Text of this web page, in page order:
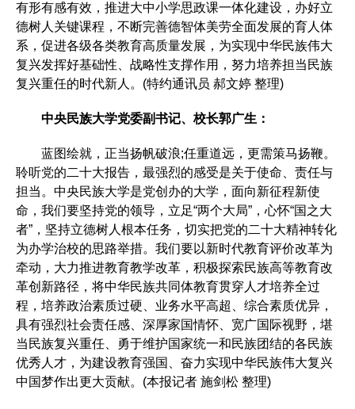
有形有感有效，推进大中小学思政课一体化建设，办好立
德树人关键课程，不断完善德智体美劳全面发展的育人体
系，促进各级各类教育高质量发展，为实现中华民族伟大
复兴发挥好基础性、战略性支撑作用，努力培养担当民族
复兴重任的时代新人。(特约通讯员 郝文婷 整理)
中央民族大学党委副书记、校长郭广生：
蓝图绘就，正当扬帆破浪;任重道远，更需策马扬鞭。
聆听党的二十大报告，最强烈的感受是关于使命、责任与
担当。中央民族大学是党创办的大学，面向新征程新使
命，我们要坚持党的领导，立足“两个大局”，心怀“国之大
者”，坚持立德树人根本任务，切实把党的二十大精神转化
为办学治校的思路举措。我们要以新时代教育评价改革为
牵动，大力推进教育教学改革，积极探索民族高等教育改
革创新路径，将中华民族共同体教育贯穿人才培养全过
程，培养政治素质过硬、业务水平高超、综合素质优异，
具有强烈社会责任感、深厚家国情怀、宽广国际视野，堪
当民族复兴重任、勇于维护国家统一和民族团结的各民族
优秀人才，为建设教育强国、奋力实现中华民族伟大复兴
中国梦作出更大贡献。(本报记者 施剑松 整理)